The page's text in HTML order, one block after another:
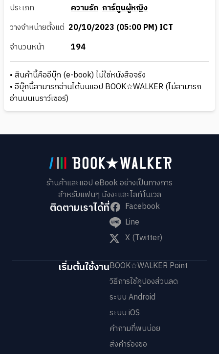
ประเภท
ความรัก การ์ตูนผู้หญิง
วางจำหน่ายตั้งแต่ 20/10/2023 (05:00 PM) ICT
จำนวนหน้า
194
• สินค้านี้คืออีบุ๊ก (e-book) ไม่ใช่หนังสือจริง
• อีบุ๊กนี้สามารถอ่านได้บนแอป BOOK☆WALKER (ไม่สามารถ
อ่านบนเบราว์เซอร์)
ร้านค้าและแอป eBook อย่างเป็นทางการ
สำหรับแฟนๆ มังงะและไลท์โนเวล
ติดตามเราได้ที่
Facebook
Line
X (Twitter)
เริ่มต้นใช้งานBOOK☆WALKER Point
วิธีการใช้คูปองส่วนลด
ระบบ Android
ระบบ iOS
คำถามที่พบบ่อย
ส่งคำร้องขอ